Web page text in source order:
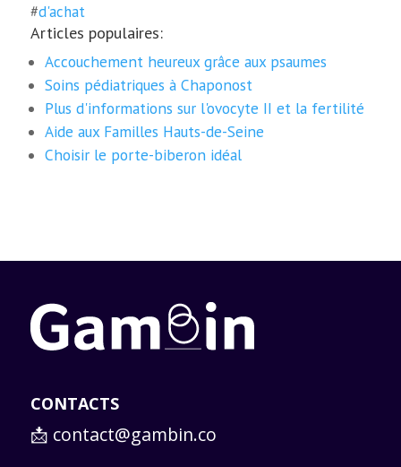
#d'achat
Articles populaires:
Accouchement heureux grâce aux psaumes
Soins pédiatriques à Chaponost
Plus d'informations sur l'ovocyte II et la fertilité
Aide aux Familles Hauts-de-Seine
Choisir le porte-biberon idéal
CONTACTS
📩 contact@gambin.co